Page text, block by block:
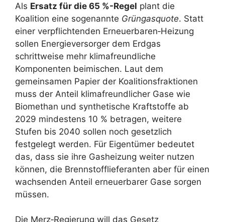
Als Ersatz für die 65 %-Regel plant die
Koalition eine sogenannte Grüngasquote. Statt
einer verpflichtenden Erneuerbaren‑Heizung
sollen Energieversorger dem Erdgas
schrittweise mehr klimafreundliche
Komponenten beimischen. Laut dem
gemeinsamen Papier der Koalitionsfraktionen
muss der Anteil klimafreundlicher Gase wie
Biomethan und synthetische Kraftstoffe ab
2029 mindestens 10 % betragen, weitere
Stufen bis 2040 sollen noch gesetzlich
festgelegt werden. Für Eigentümer bedeutet
das, dass sie ihre Gasheizung weiter nutzen
können, die Brennstofflieferanten aber für einen
wachsenden Anteil erneuerbarer Gase sorgen
müssen.
Die Merz‑Regierung will das Gesetz